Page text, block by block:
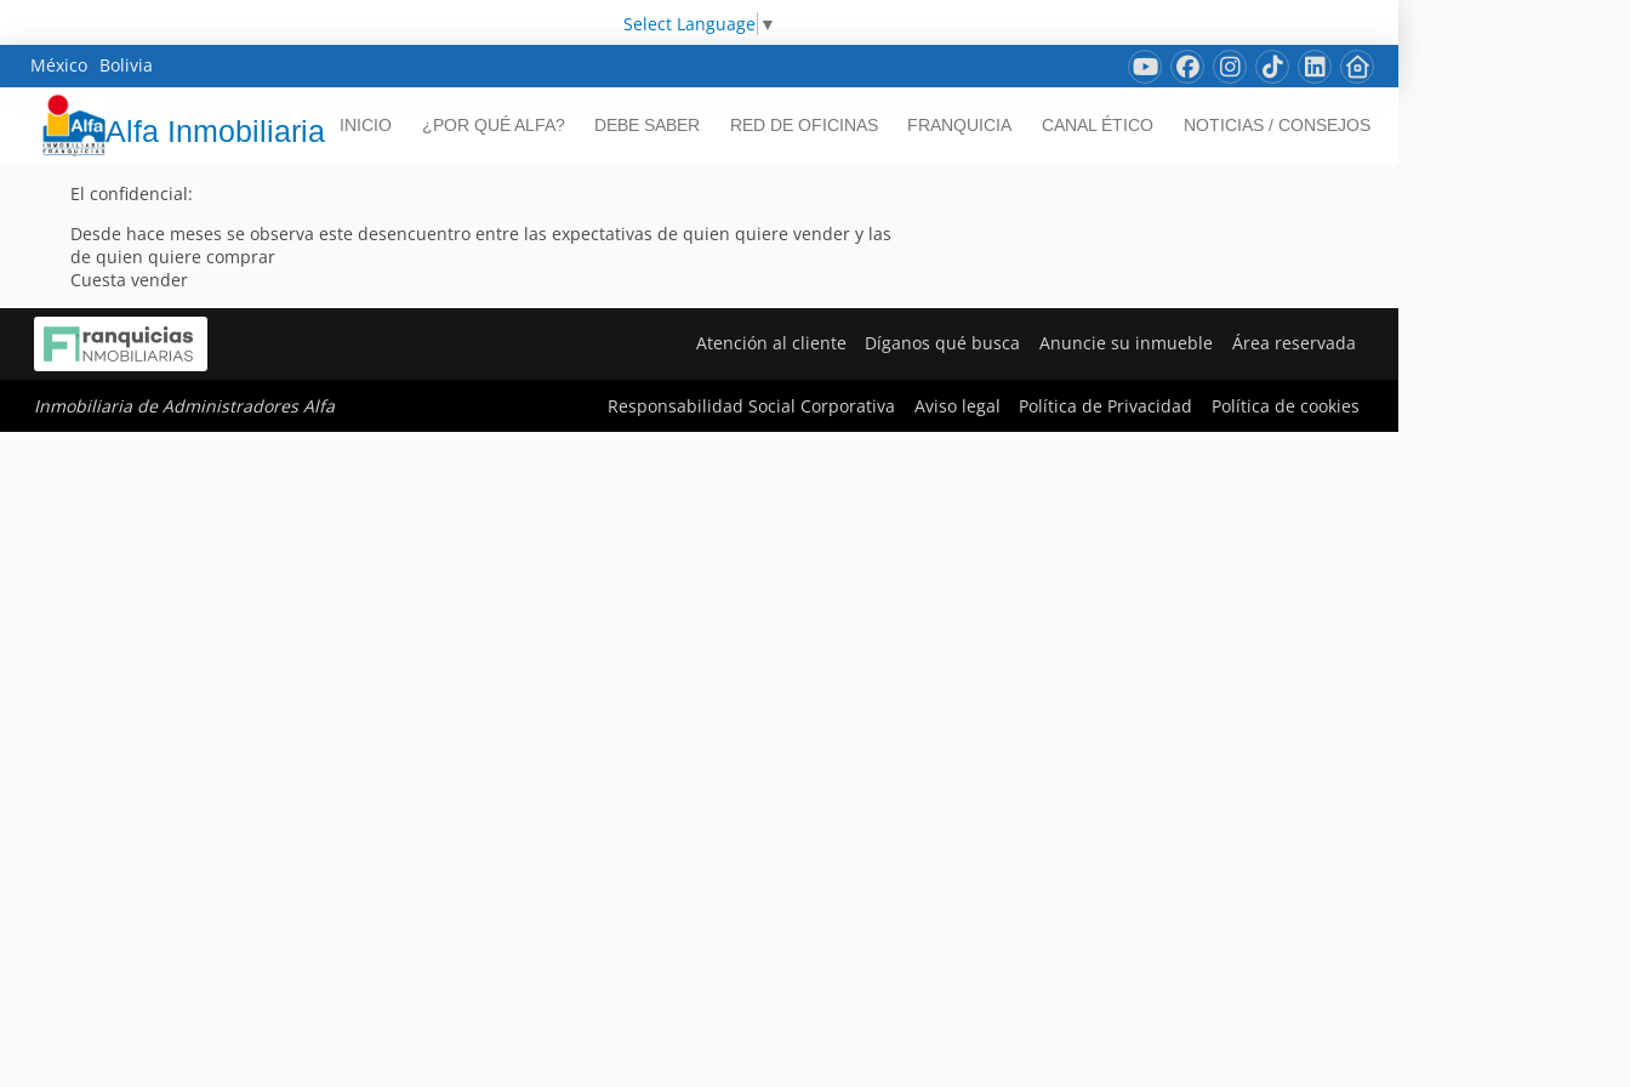
Select Language ▼
México Bolivia
Alfa Inmobiliaria INICIO ¿POR QUÉ ALFA? DEBE SABER RED DE OFICINAS FRANQUICIA CANAL ÉTICO NOTICIAS / CONSEJOS
El confidencial:
Desde hace meses se observa este desencuentro entre las expectativas de quien quiere vender y las
de quien quiere comprar
Cuesta vender
Atención al cliente Díganos qué busca Anuncie su inmueble Área reservada
Inmobiliaria de Administradores Alfa Responsabilidad Social Corporativa Aviso legal Política de Privacidad Política de cookies